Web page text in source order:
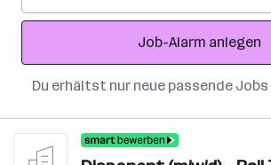
Adresse
Job-Alarm anlegen
Du erhältst nur neue passende